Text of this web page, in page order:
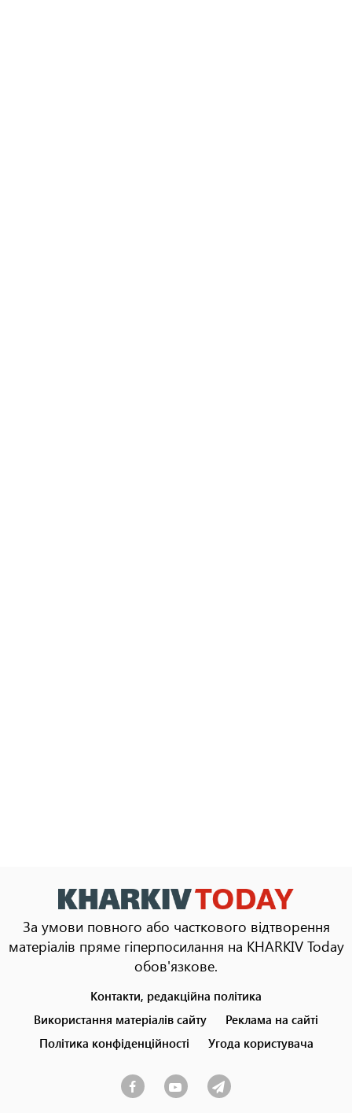
За умови повного або часткового відтворення
матеріалів пряме гіперпосилання на KHARKIV Today
обов'язкове.
menu
Контакти, редакційна політика
Використання матеріалів сайту
Реклама на сайті
Політика конфіденційності
Угода користувача